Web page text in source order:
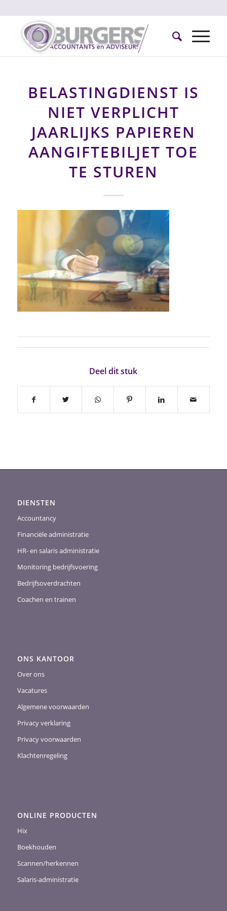
BELASTINGDIENST IS
NIET VERPLICHT
JAARLIJKS PAPIEREN
AANGIFTEBILJET TOE
TE STUREN
Deel dit stuk
DIENSTEN
Accountancy
Financiële administratie
HR- en salaris administratie
Monitoring bedrijfsvoering
Bedrijfsoverdrachten
Coachen en trainen
ONS KANTOOR
Over ons
Vacatures
Algemene voorwaarden
Privacy verklaring
Privacy voorwaarden
Klachtenregeling
ONLINE PRODUCTEN
Hix
Boekhouden
Scannen/herkennen
Salaris-administratie